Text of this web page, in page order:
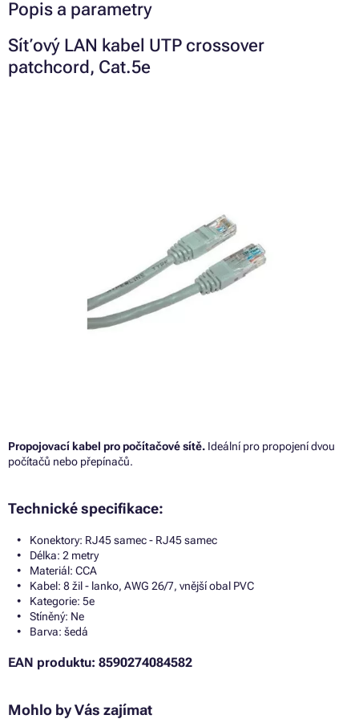
Popis a parametry
Síťový LAN kabel UTP crossover
patchcord, Cat.5e
Propojovací kabel pro počítačové sítě. Ideální pro propojení dvou
počítačů nebo přepínačů.
Technické specifikace:
Konektory: RJ45 samec - RJ45 samec
Délka: 2 metry
Materiál: CCA
Kabel: 8 žil - lanko, AWG 26/7, vnější obal PVC
Kategorie: 5e
Stíněný: Ne
Barva: šedá
EAN produktu: 8590274084582
Mohlo by Vás zajímat